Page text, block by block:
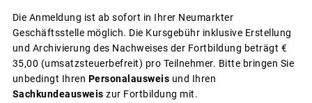
Die Anmeldung ist ab sofort in Ihrer Neumarkter
Geschäftsstelle möglich. Die Kursgebühr inklusive Erstellung
und Archivierung des Nachweises der Fortbildung beträgt €
35,00 (umsatzsteuerbefreit) pro Teilnehmer. Bitte bringen Sie
unbedingt Ihren Personalausweis und Ihren
Sachkundeausweis zur Fortbildung mit.